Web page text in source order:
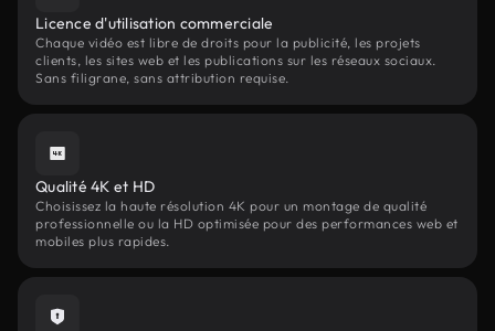
Licence d'utilisation commerciale
Chaque vidéo est libre de droits pour la publicité, les projets
clients, les sites web et les publications sur les réseaux sociaux.
Sans filigrane, sans attribution requise.
Qualité 4K et HD
Choisissez la haute résolution 4K pour un montage de qualité
professionnelle ou la HD optimisée pour des performances web et
mobiles plus rapides.